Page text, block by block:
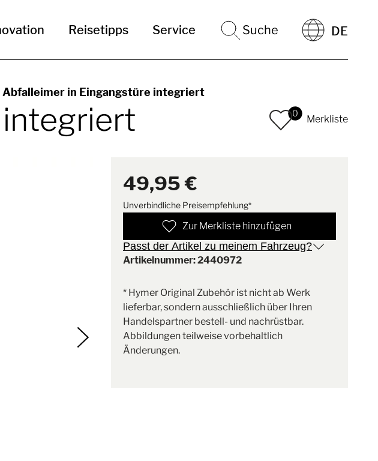
Reisetipps Service Suche DE
Abfalleimer in Eingangstüre integriert
0
Merkliste
49,95 €
Unverbindliche Preisempfehlung*
Zur Merkliste hinzufügen
Passt der Artikel zu meinem Fahrzeug?
Artikelnummer: 2440972
* Hymer Original Zubehör ist nicht ab Werk
lieferbar, sondern ausschließlich über Ihren
Handelspartner bestell- und nachrüstbar.
Abbildungen teilweise vorbehaltlich
Änderungen.